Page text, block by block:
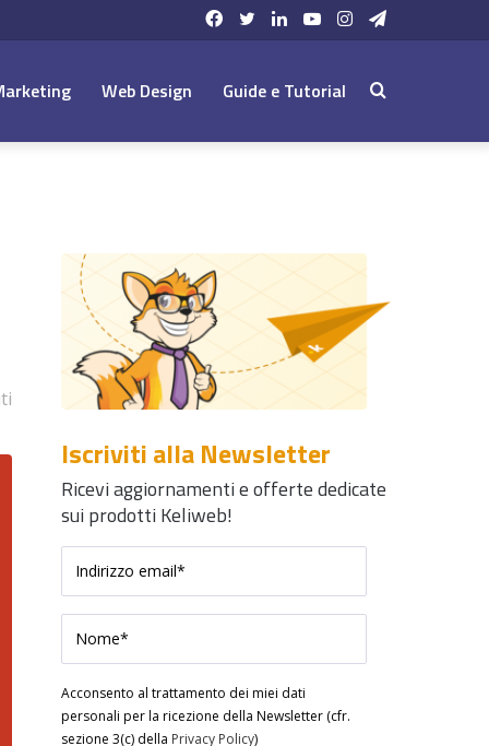
Telegram
Instagram
YouTube
LinkedIn
Twitter
Facebook
Web Design Guide e Tutorial Cerca:
Iscriviti alla Newsletter
Ricevi aggiornamenti e offerte dedicate
sui prodotti Keliweb!
Acconsento al trattamento dei miei dati
personali per la ricezione della Newsletter (cfr.
sezione 3(c) della Privacy Policy)